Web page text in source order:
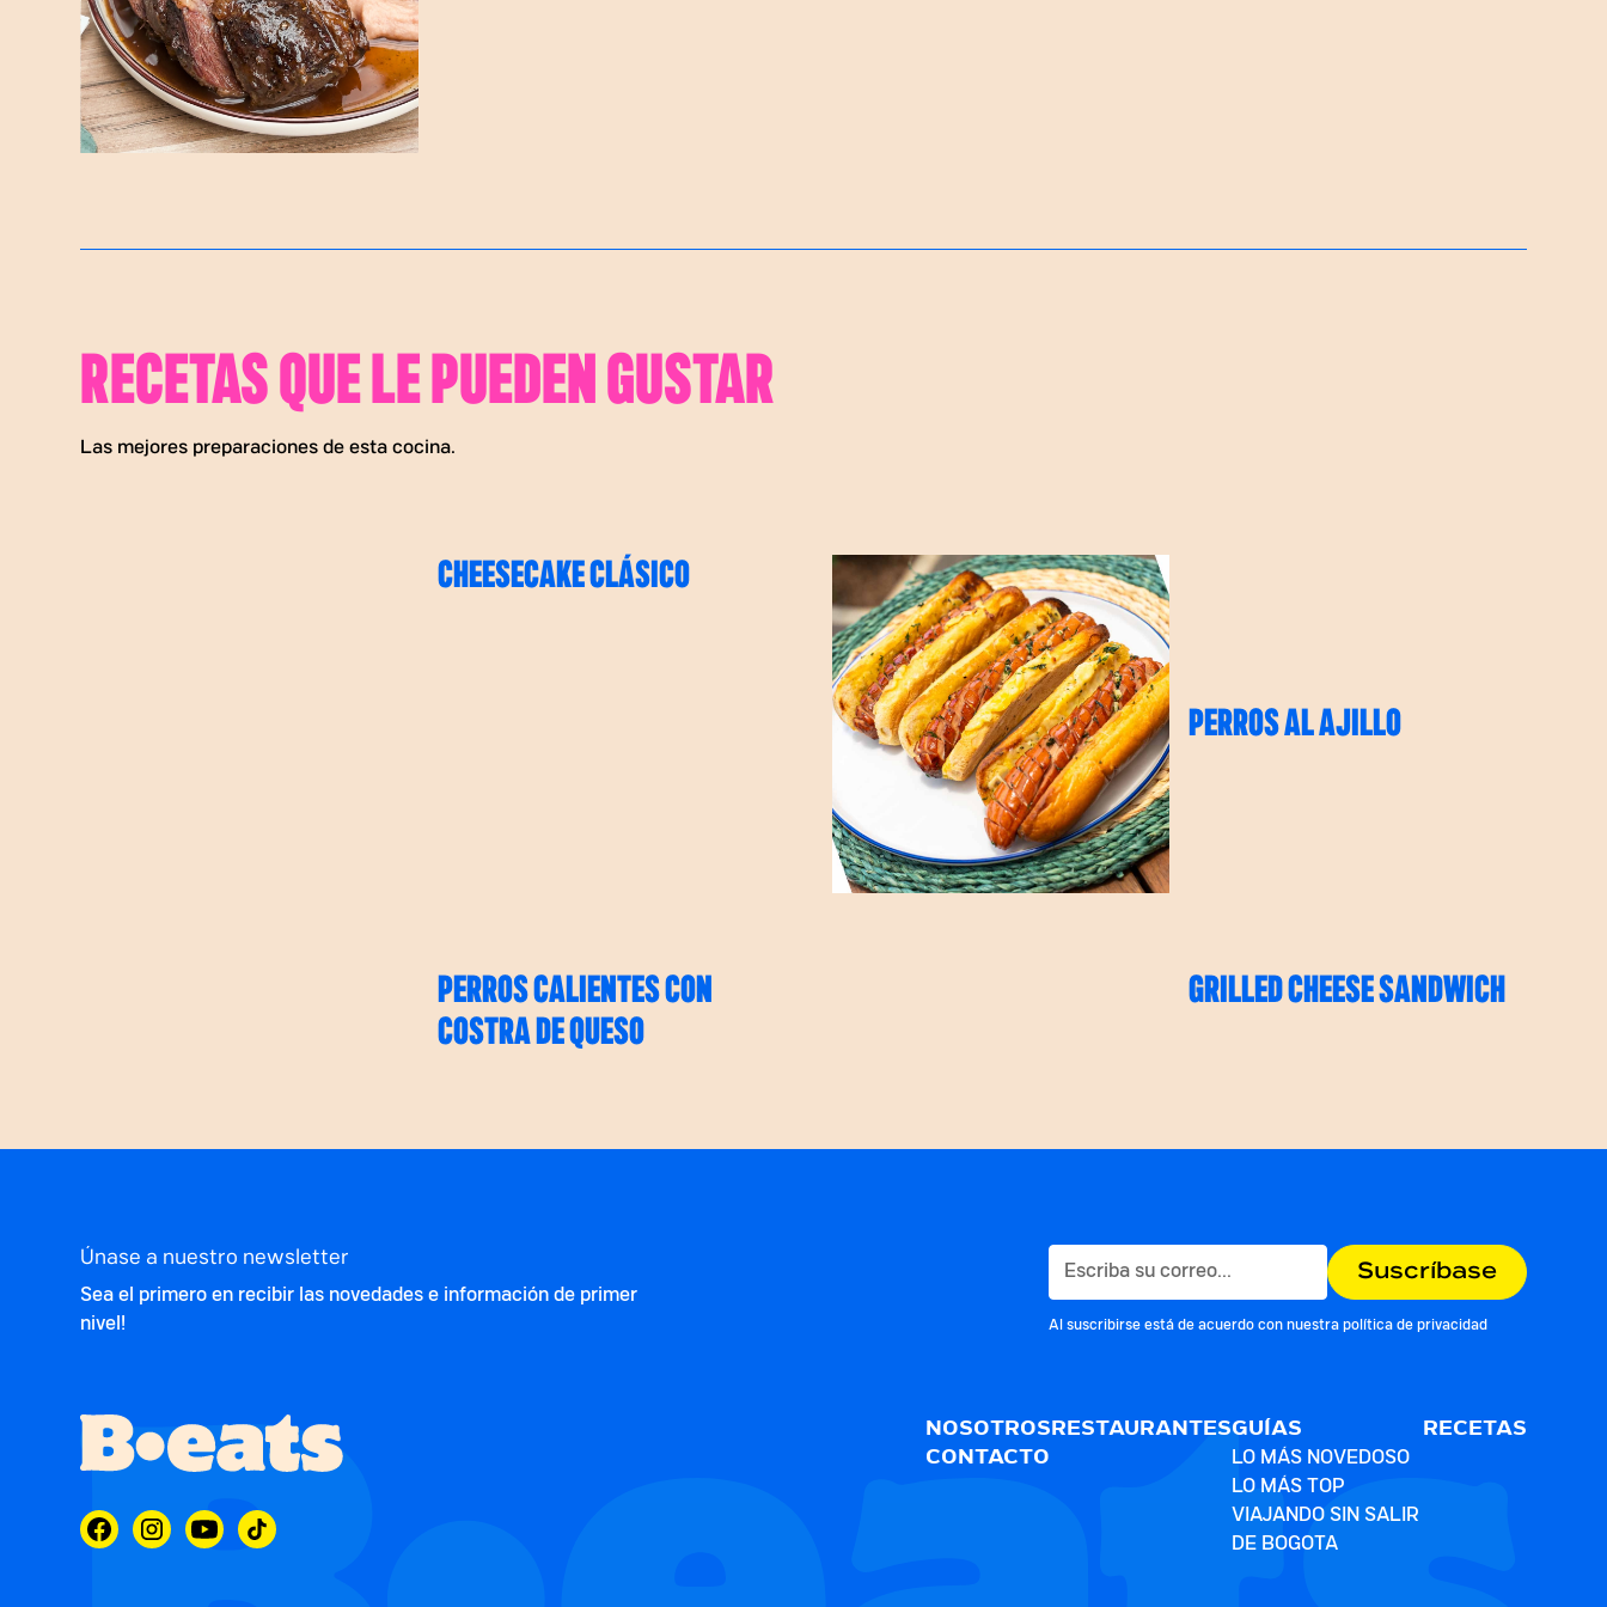
RECETAS QUE LE PUEDEN GUSTAR
Las mejores preparaciones de esta cocina.
CHEESECAKE CLÁSICO
PERROS AL AJILLO
PERROS CALIENTES CON
COSTRA DE QUESO
GRILLED CHEESE SANDWICH
Únase a nuestro newsletter
Sea el primero en recibir las novedades e información de primer
nivel!
Al suscribirse está de acuerdo con nuestra política de privacidad
NOSOTROS
CONTACTO
RESTAURANTESGUÍAS
LO MÁS NOVEDOSO
LO MÁS TOP
VIAJANDO SIN SALIR
DE BOGOTA
RECETAS